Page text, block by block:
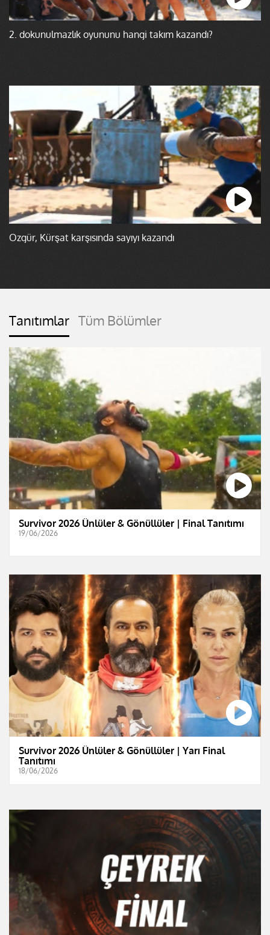
2. dokunulmazlık oyununu hangi takım kazandı?
Özgür, Kürşat karşısında sayıyı kazandı
Tanıtımlar Tüm Bölümler
Survivor 2026 Ünlüler & Gönüllüler | Final Tanıtımı
19/06/2026
Survivor 2026 Ünlüler & Gönüllüler | Yarı Final
Tanıtımı
18/06/2026